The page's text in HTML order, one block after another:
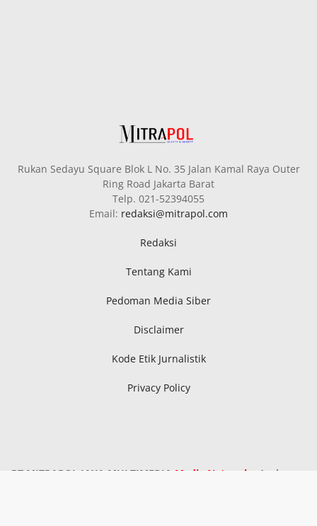
Rukan Sedayu Square Blok L No. 35 Jalan Kamal Raya Outer
Ring Road Jakarta Barat
Telp. 021-52394055
Email: redaksi@mitrapol.com
Redaksi
Tentang Kami
Pedoman Media Siber
Disclaimer
Kode Etik Jurnalistik
Privacy Policy
PT MITRAPOL JAYA MULTIMEDIA Media Network
: Aceh,